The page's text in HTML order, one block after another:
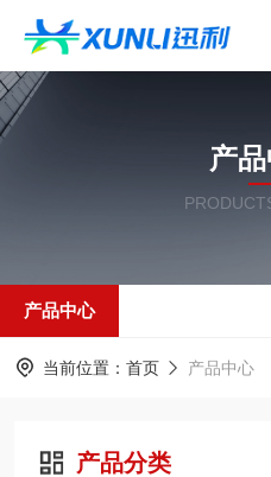
产
产品中心
当前位置： 首页 产品中心
产品分类